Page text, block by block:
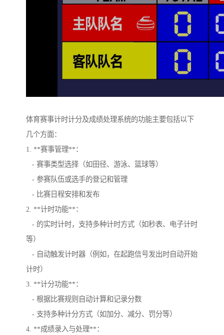
体育赛事计时计分及成绩处理系统的功能主要包括以下
几个方面：
1. **赛事管理**：
- 赛事类型选择（如田径、游泳、篮球等）
- 参赛队伍或选手的登记和管理
- 比赛日程安排和发布
2. **计时功能**：
- 的实时计时，支持多种计时方式（如秒表、电子计时
等）
- 自动触发计时器（例如，在起跑信号发出时自动开始
计时）
3. **计分功能**：
- 根据比赛规则自动计算和记录分数
- 支持多种计分方式（如加分、减分、罚分等）
4. **成绩录入与处理**：